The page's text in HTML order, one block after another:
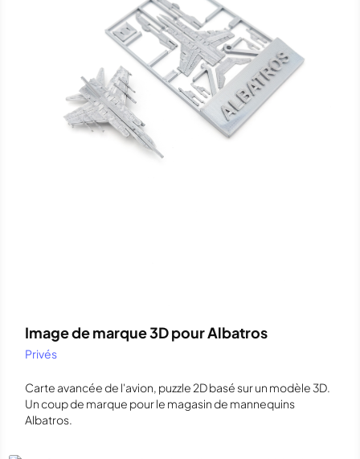
Image de marque 3D pour Albatros
Privés
Carte avancée de l'avion, puzzle 2D basé sur un modèle 3D.
Un coup de marque pour le magasin de mannequins
Albatros.